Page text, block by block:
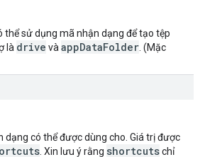
thể sử dụng mã nhận dạng để tạo tệp
là drive và appDataFolder . (Mặc
dạng có thể được dùng cho. Giá trị được
. Xin lưu ý rằng shortcutschỉ